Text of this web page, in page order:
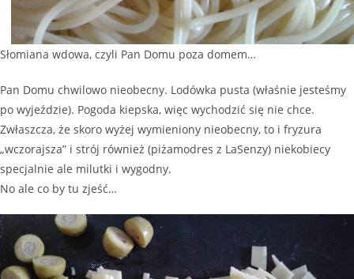
Słomiana wdowa, czyli Pan Domu poza domem…
Pan Domu chwilowo nieobecny. Lodówka pusta (właśnie jesteśmy
po wyjeździe). Pogoda kiepska, więc wychodzić się nie chce.
Zwłaszcza, że skoro wyżej wymieniony nieobecny, to i fryzura
„wczorajsza” i strój również (piżamodres z LaSenzy) niekobiecy
specjalnie ale milutki i wygodny.
No ale co by tu zjeść…